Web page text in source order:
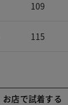
109
115
お店で試着する